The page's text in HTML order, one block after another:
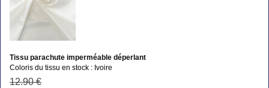
Tissu parachute imperméable déperlant
Coloris du tissu en stock : Ivoire
12.90 €